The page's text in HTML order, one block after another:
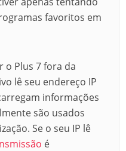
favoritos em
o Plus 7 fora da
lê seu endereço IP
informações
são usados
Se o seu IP lê
é